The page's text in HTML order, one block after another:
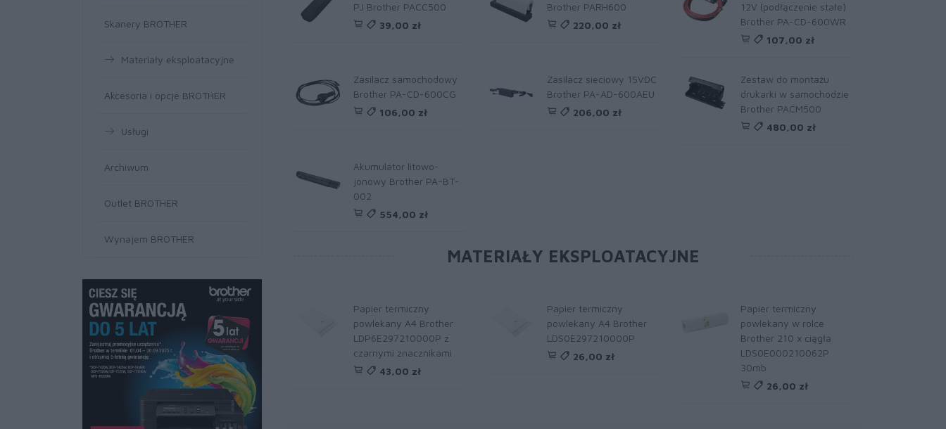
Skanery BROTHER
Materiały eksploatacyjne
Akcesoria i opcje BROTHER
Usługi
Archiwum
Outlet BROTHER
Wynajem BROTHER
PJ Brother PACC500
39,00 zł
Brother PARH600
220,00 zł
12V (podłączenie stałe)
Brother PA-CD-600WR
107,00 zł
Zasilacz samochodowy
Brother PA-CD-600CG
106,00 zł
Zasilacz sieciowy 15VDC
Brother PA-AD-600AEU
206,00 zł
Zestaw do montażu
drukarki w samochodzie
Brother PACM500
480,00 zł
Akumulator litowo-
jonowy Brother PA-BT-
002
554,00 zł
MATERIAŁY EKSPLOATACYJNE
Papier termiczny
powlekany A4 Brother
LDP6E297210000P z
czarnymi znacznikami
43,00 zł
Papier termiczny
powlekany A4 Brother
LDS0E297210000P
26,00 zł
Papier termiczny
powlekany w rolce
Brother 210 x ciągła
LDS0E000210062P
30mb
26,00 zł